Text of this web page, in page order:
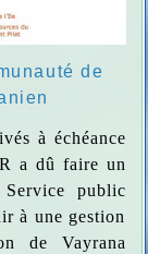
de
à échéance
a dû faire un
public
à une gestion
de Vayrana